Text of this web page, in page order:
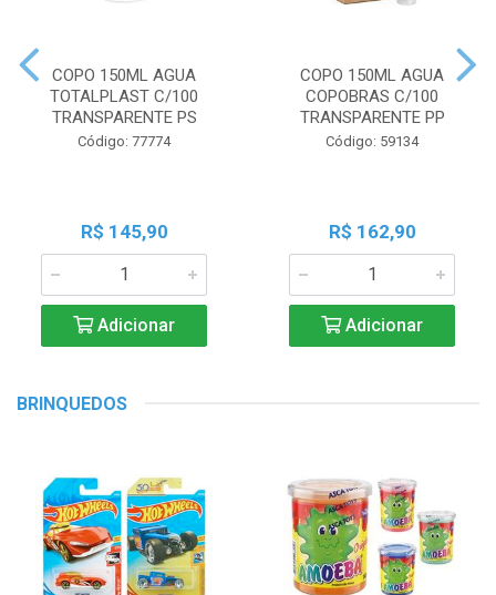
COPO 150ML AGUA
TOTALPLAST C/100
TRANSPARENTE PS
Código: 77774
R$ 145,90
Adicionar
COPO 150ML AGUA
COPOBRAS C/100
TRANSPARENTE PP
Código: 59134
R$ 162,90
Adicionar
BRINQUEDOS